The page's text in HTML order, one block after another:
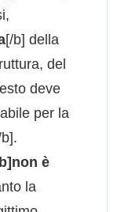
[/b] della
del
deve
per la
è
la